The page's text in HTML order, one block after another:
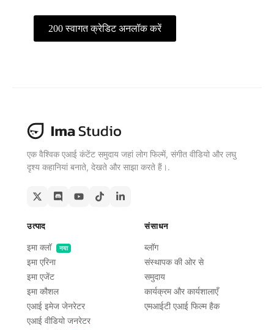
200 स्वागत क्रेडिट अनलॉक करें
एक वैश्विक एआई कंटेंट समुदाय जहां लोग फिल्में, संगीत वीडियो और लघु
दृश्य कहानियां बनाते, देखते और साझा करते हैं।.
उत्पाद
इमा क्लॉ नया
इमा एरिना
इमा एजेंट
इमा कौशल
एआई इमेज जेनरेटर
एआई वीडियो जनरेटर
संसाधन
ब्लॉग
संस्थापक की ओर से
समुदाय
कार्यक्रम और कार्यशालाएँ
एमआईटी एआई फिल्म हैक